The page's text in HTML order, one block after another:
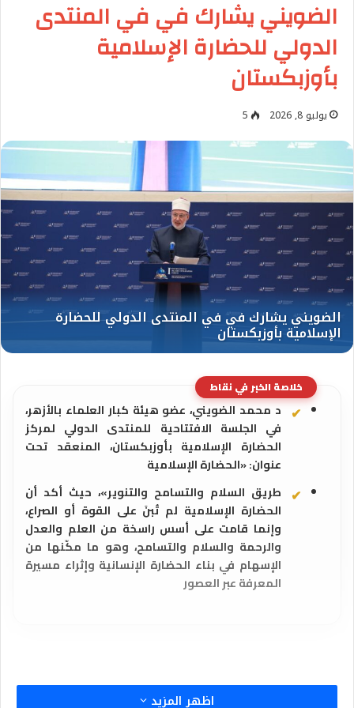
الضويني يشارك في في المنتدى
الدولي للحضارة الإسلامية
بأوزبكستان
يوليو 8, 2026 5
خلاصة الخبر في نقاط
د محمد الضويني، عضو هيئة كبار العلماء بالأزهر،
في الجلسة الافتتاحية للمنتدى الدولي لمركز
الحضارة الإسلامية بأوزبكستان، المنعقد تحت
عنوان: «الحضارة الإسلامية
طريق السلام والتسامح والتنوير»، حيث أكد أن
الحضارة الإسلامية لم تُبنَ على القوة أو الصراع،
وإنما قامت على أسس راسخة من العلم والعدل
والرحمة والسلام والتسامح، وهو ما مكّنها من
الإسهام في بناء الحضارة الإنسانية وإثراء مسيرة
المعرفة عبر العصور
اظهر المزيد